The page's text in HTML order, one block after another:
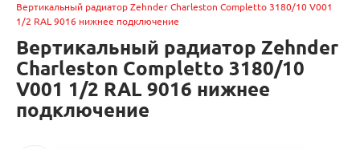
Вертикальный радиатор Zehnder Charleston Completto 3180/10 V001
1/2 RAL 9016 нижнее подключение
Вертикальный радиатор Zehnder
Charleston Completto 3180/10
V001 1/2 RAL 9016 нижнее
подключение